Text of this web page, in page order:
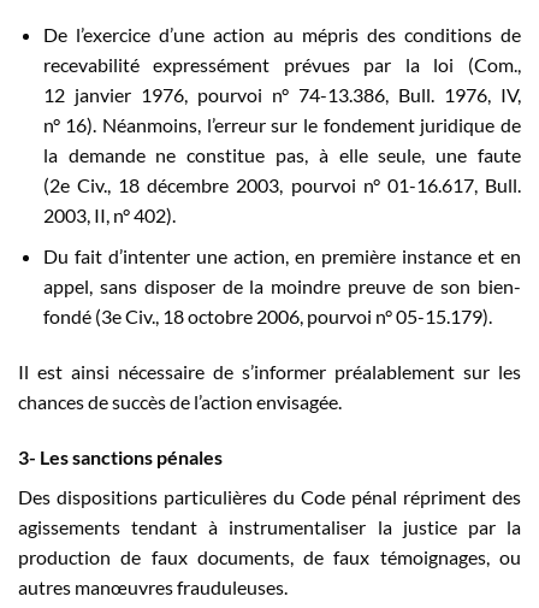
De l’exercice d’une action au mépris des conditions de
recevabilité expressément prévues par la loi (Com.,
12 janvier 1976, pourvoi n° 74-13.386, Bull. 1976, IV,
n° 16). Néanmoins, l’erreur sur le fondement juridique de
la demande ne constitue pas, à elle seule, une faute
(2e Civ., 18 décembre 2003, pourvoi n° 01-16.617, Bull.
2003, II, n° 402).
Du fait d’intenter une action, en première instance et en
appel, sans disposer de la moindre preuve de son bien-
fondé (3e Civ., 18 octobre 2006, pourvoi n° 05-15.179).
Il est ainsi nécessaire de s’informer préalablement sur les
chances de succès de l’action envisagée.
3- Les sanctions pénales
Des dispositions particulières du Code pénal répriment des
agissements tendant à instrumentaliser la justice par la
production de faux documents, de faux témoignages, ou
autres manœuvres frauduleuses.